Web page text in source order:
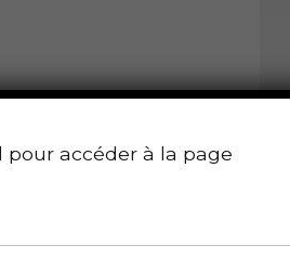
(parsemé de
glissants …). Hailé
ne sont
pour accéder à la page